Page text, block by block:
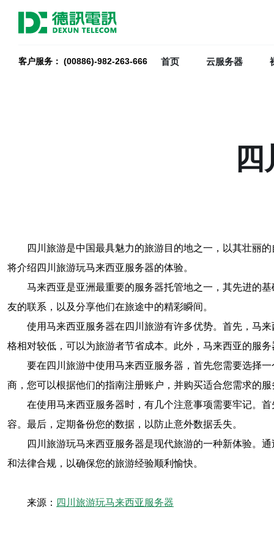
客户服务： (00886)-982-263-666 首页 云服务器
四川旅游是中国最具魅力的旅游目的地之一，以其壮丽
将介绍四川旅游玩马来西亚服务器的体验。
马来西亚是亚洲最重要的服务器托管地之一，其先进的
友的联系，以及分享他们在旅途中的精彩瞬间。
使用马来西亚服务器在四川旅游有许多优势。首先，马
格相对较低，可以为旅游者节省成本。此外，马来西亚的服
要在四川旅游中使用马来西亚服务器，首先您需要选择
商，您可以根据他们的指南注册账户，并购买适合您需求的
在使用马来西亚服务器时，有几个注意事项需要牢记。
容。最后，定期备份您的数据，以防止意外数据丢失。
四川旅游玩马来西亚服务器是现代旅游的一种新体验。
和法律合规，以确保您的旅游经验顺利愉快。
来源： 四川旅游玩马来西亚服务器